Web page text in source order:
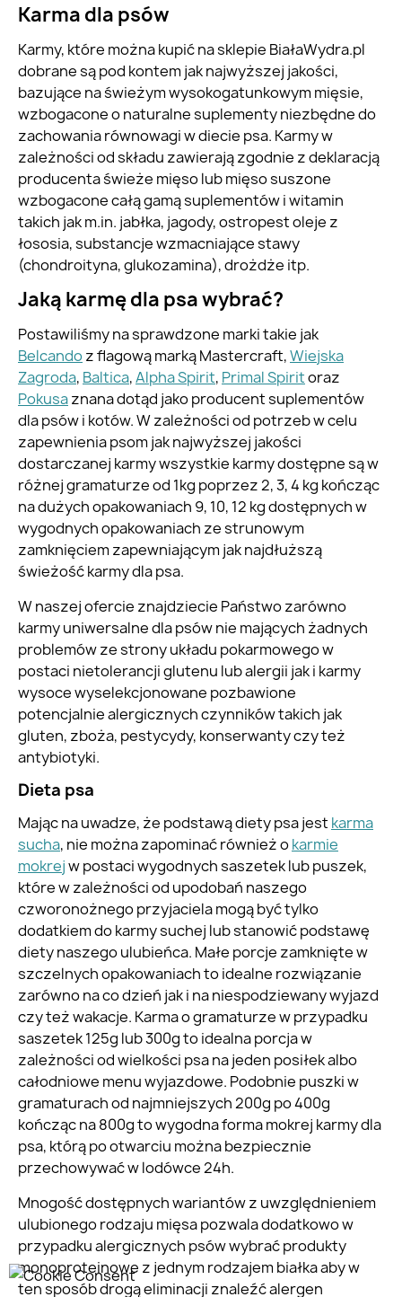
Karma dla psów
Karmy, które można kupić na sklepie BiałaWydra.pl
dobrane są pod kontem jak najwyższej jakości,
bazujące na świeżym wysokogatunkowym mięsie,
wzbogacone o naturalne suplementy niezbędne do
zachowania równowagi w diecie psa. Karmy w
zależności od składu zawierają zgodnie z deklaracją
producenta świeże mięso lub mięso suszone
wzbogacone całą gamą suplementów i witamin
takich jak m.in. jabłka, jagody, ostropest oleje z
łososia, substancje wzmacniające stawy
(chondroityna, glukozamina), drożdże itp.
Jaką karmę dla psa wybrać?
Postawiliśmy na sprawdzone marki takie jak
Belcandoz flagową marką Mastercraft,Wiejska
Zagroda, Baltica,Alpha Spirit, Primal Spiritoraz
Pokusaznana dotąd jako producent suplementów
dla psów i kotów. W zależności od potrzeb w celu
zapewnienia psom jak najwyższej jakości
dostarczanej karmy wszystkie karmy dostępne są w
różnej gramaturze od 1kg poprzez 2, 3, 4 kg kończąc
na dużych opakowaniach 9, 10, 12 kg dostępnych w
wygodnych opakowaniach ze strunowym
zamknięciem zapewniającym jak najdłuższą
świeżość karmy dla psa.
W naszej ofercie znajdziecie Państwo zarówno
karmy uniwersalne dla psów nie mających żadnych
problemów ze strony układu pokarmowego w
postaci nietolerancji glutenu lub alergii jak i karmy
wysoce wyselekcjonowane pozbawione
potencjalnie alergicznych czynników takich jak
gluten, zboża, pestycydy, konserwanty czy też
antybiotyki.
Dieta psa
Mając na uwadze, że podstawą diety psa jest karma
sucha, nie można zapominać również okarmie
mokrejw postaci wygodnych saszetek lub puszek,
które w zależności od upodobań naszego
czworonożnego przyjaciela mogą być tylko
dodatkiem do karmy suchej lub stanowić podstawę
diety naszego ulubieńca. Małe porcje zamknięte w
szczelnych opakowaniach to idealne rozwiązanie
zarówno na co dzień jak i na niespodziewany wyjazd
czy też wakacje. Karma o gramaturze w przypadku
saszetek 125g lub 300g to idealna porcja w
zależności od wielkości psa na jeden posiłek albo
całodniowe menu wyjazdowe. Podobnie puszki w
gramaturach od najmniejszych 200g po 400g
kończąc na 800g to wygodna forma mokrej karmy dla
psa, którą po otwarciu można bezpiecznie
przechowywać w lodówce 24h.
Mnogość dostępnych wariantów z uwzględnieniem
ulubionego rodzaju mięsa pozwala dodatkowo w
przypadku alergicznych psów wybrać produkty
monoproteinowe z jednym rodzajem białka aby w
ten sposób drogą eliminacji znaleźć alergen